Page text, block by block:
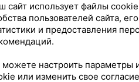
с крыльями, ×10, Белла
сайт использует файлы
пользователей сайта,
и предоставления
настроить параметры
или изменить свое